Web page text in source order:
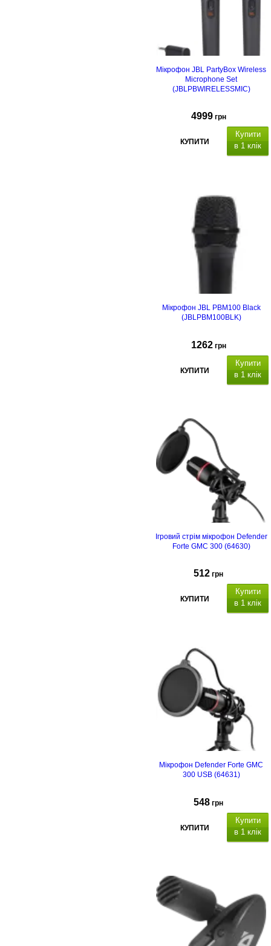
Мікрофон JBL PartyBox Wireless
Microphone Set
(JBLPBWIRELESSMIC)
4999 грн
КУПИТИ
Купити
в 1 клік
Мікрофон JBL PBM100 Black
(JBLPBM100BLK)
1262 грн
КУПИТИ
Купити
в 1 клік
Ігровий стрім мікрофон Defender
Forte GMC 300 (64630)
512 грн
КУПИТИ
Купити
в 1 клік
Мікрофон Defender Forte GMC
300 USB (64631)
548 грн
КУПИТИ
Купити
в 1 клік